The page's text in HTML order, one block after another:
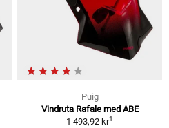
Puig
Vindruta Rafale med ABE
1 493,92 kr1